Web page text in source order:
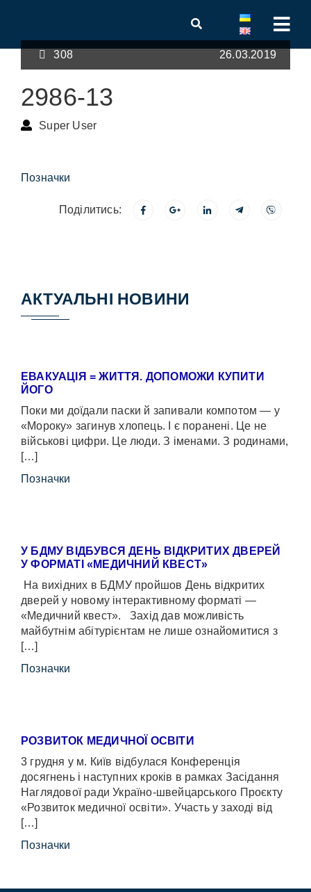
308 26.03.2019
2986-13
Super User
Позначки
Поділитись:
АКТУАЛЬНІ НОВИНИ
ЕВАКУАЦІЯ = ЖИТТЯ. ДОПОМОЖИ КУПИТИ
ЙОГО
Поки ми доїдали паски й запивали компотом — у
«Мороку» загинув хлопець. І є поранені. Це не
військові цифри. Це люди. З іменами. З родинами,
[…]
Позначки
У БДМУ ВІДБУВСЯ ДЕНЬ ВІДКРИТИХ ДВЕРЕЙ
У ФОРМАТІ «МЕДИЧНИЙ КВЕСТ»
На вихідних в БДМУ пройшов День відкритих
дверей у новому інтерактивному форматі —
«Медичний квест». Захід дав можливість
майбутнім абітурієнтам не лише ознайомитися з
[…]
Позначки
РОЗВИТОК МЕДИЧНОЇ ОСВІТИ
3 грудня у м. Київ відбулася Конференція
досягнень і наступних кроків в рамках Засідання
Наглядової ради Україно-швейцарського Проєкту
«Розвиток медичної освіти». Участь у заході від
[…]
Позначки